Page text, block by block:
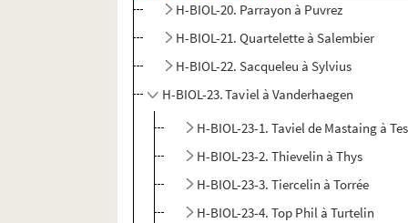
H-BIOL-20. Parrayon à Puvrez
H-BIOL-21. Quartelette à Salembier
H-BIOL-22. Sacqueleu à Sylvius
H-BIOL-23. Taviel à Vanderhaegen
H-BIOL-23-1. Taviel de Mastaing à
H-BIOL-23-2. Thievelin à Thys
H-BIOL-23-3. Tiercelin à Torrée
H-BIOL-23-4. Top Phil à Turtelin